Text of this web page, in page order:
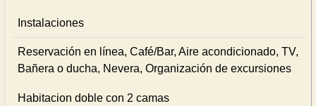
Instalaciones
Reservación en línea, Café/Bar, Aire acondicionado, TV,
Bañera o ducha, Nevera, Organización de excursiones
Habitacion doble con 2 camas